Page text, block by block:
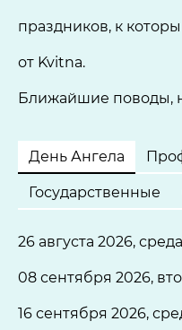
праздников, к
от Kvitna.
Ближайшие поводы,
День Ангела
Государственные
26 августа 2026,
08 сентября 2026,
16 сентября 2026,